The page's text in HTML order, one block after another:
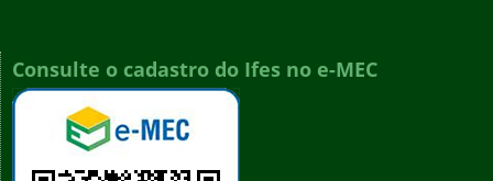
Consulte o cadastro do Ifes no e-MEC